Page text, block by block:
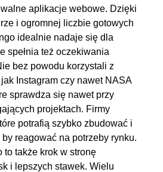
bazy
OGLĄDAJ »
00:07:04
00:10:48
w
OGLĄDAJ »
00:12:49
00:18:57
00:09:10
aplikacje webowe. Dzięki
i ogromnej liczbie gotowych
idealnie nadaje się dla
spełnia też oczekiwania
bez powodu korzystali z
Instagram czy nawet NASA
sprawdza się nawet przy
projektach. Firmy
potrafią szybko zbudować i
reagować na potrzeby rynku.
to także krok w stronę
i lepszych stawek. Wielu